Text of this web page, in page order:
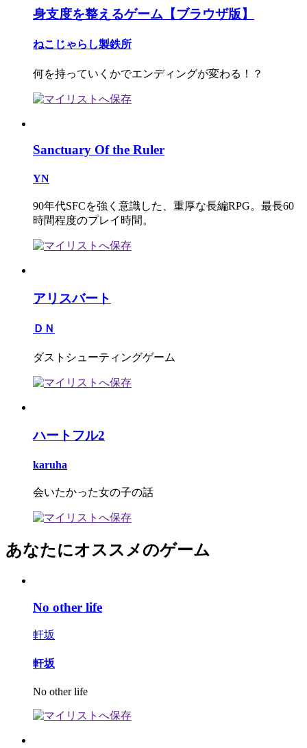
身支度を整えるゲーム【ブラウザ版】
ねこじゃらし製鉄所
何を持っていくかでエンディングが変わる！？
Sanctuary Of the Ruler
YN
90年代SFCを強く意識した、重厚な長編RPG。最長60
時間程度のプレイ時間。
アリスバート
ＤＮ
ダストシューティングゲーム
ハートフル2
karuha
会いたかった女の子の話
あなたにオススメのゲーム
No other life
軒坂
軒坂
No other life